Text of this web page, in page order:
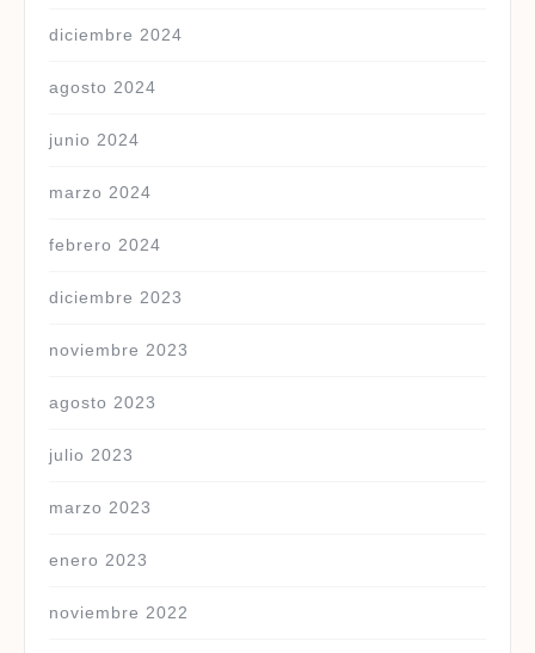
diciembre 2024
agosto 2024
junio 2024
marzo 2024
febrero 2024
diciembre 2023
noviembre 2023
agosto 2023
julio 2023
marzo 2023
enero 2023
noviembre 2022